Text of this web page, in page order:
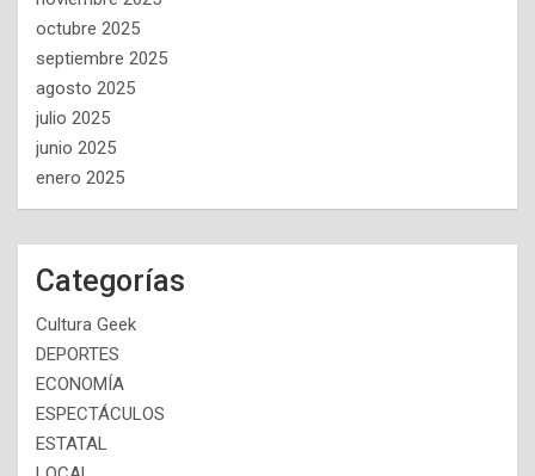
octubre 2025
septiembre 2025
agosto 2025
julio 2025
junio 2025
enero 2025
Categorías
Cultura Geek
DEPORTES
ECONOMÍA
ESPECTÁCULOS
ESTATAL